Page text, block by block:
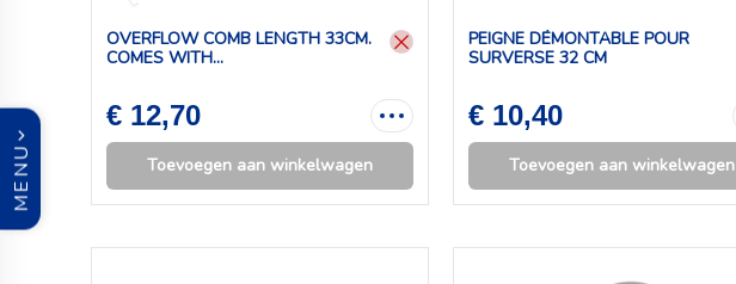
OVERFLOW COMB LENGTH 33CM.
COMES WITH...
€ 12,70
Toevoegen aan winkelwagen
PEIGNE DÉMONTABLE POUR
SURVERSE 32 CM
€ 10,40
Toevoegen aan winkelwagen
MENU